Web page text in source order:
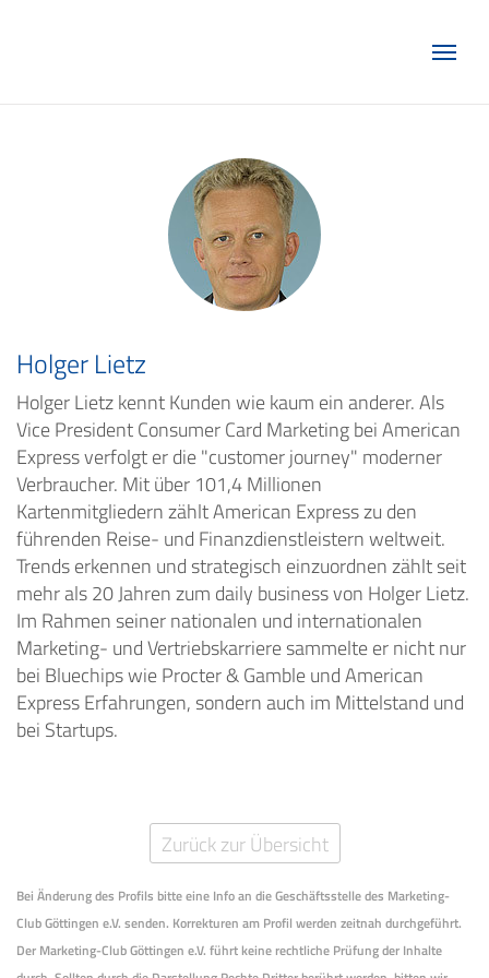
Holger Lietz
Holger Lietz kennt Kunden wie kaum ein anderer. Als
Vice President Consumer Card Marketing bei American
Express verfolgt er die "customer journey" moderner
Verbraucher. Mit über 101,4 Millionen
Kartenmitgliedern zählt American Express zu den
führenden Reise- und Finanzdienstleistern weltweit.
Trends erkennen und strategisch einzuordnen zählt seit
mehr als 20 Jahren zum daily business von Holger Lietz.
Im Rahmen seiner nationalen und internationalen
Marketing- und Vertriebskarriere sammelte er nicht nur
bei Bluechips wie Procter & Gamble und American
Express Erfahrungen, sondern auch im Mittelstand und
bei Startups.
Zurück zur Übersicht
Bei Änderung des Profils bitte eine Info an die Geschäftsstelle des Marketing-
Club Göttingen e.V. senden. Korrekturen am Profil werden zeitnah durchgeführt.
Der Marketing-Club Göttingen e.V. führt keine rechtliche Prüfung der Inhalte